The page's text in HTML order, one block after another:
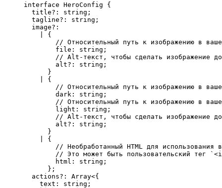
interface HeroConfig {
title?: string ;
tagline?: string ;
image?:
{
// Относительный путь к изображению в
file : string ;
// Alt-текст, чтобы сделать изображение
alt?: string ;
}
{
// Относительный путь к изображению в
dark : string ;
// Относительный путь к изображению в
light : string ;
// Alt-текст, чтобы сделать изображение
alt?: string ;
}
{
// Необработанный HTML для использования
// Это может быть пользовательский тег
html : string ;
};
actions?: Array<{
text : string ;